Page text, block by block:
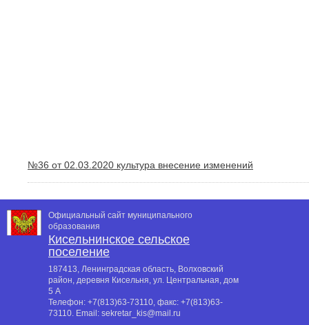
№36 от 02.03.2020 культура внесение изменений
Официальный сайт муниципального
образования
Кисельнинское сельское
поселение
187413, Ленинградская область, Волховский
район, деревня Кисельня, ул. Центральная, дом
5 А
Телефон: +7(813)63-73110, факс: +7(813)63-
73110. Email: sekretar_kis@mail.ru